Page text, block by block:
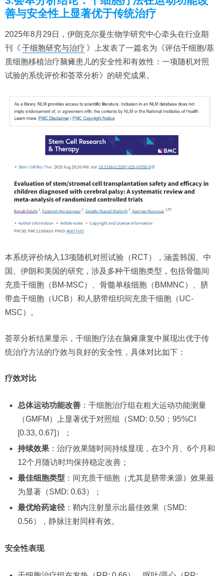
善与安全性上显著优于传统治疗
2025年8月29日，伊朗克尔曼生物学研究中心牵头在行业期
刊《 干细胞研究与治疗 》上发表了一篇名为《评估干细胞/基
质细胞移植治疗脑瘫患儿的安全性和有效性：一项随机对照
试验的系统评价和荟萃分析》的研究成果。
本系统评价纳入13项随机对照试验（RCT），涵盖韩国、中
国、伊朗和美国的研究，涉及多种干细胞类型，包括骨髓间
充质干细胞（BM-MSC）、骨髓单核细胞（BMMNC）、脐
带血干细胞（UCB）和人脐带组织间充质干细胞（UC-
MSC）。
荟萃分析结果显示，干细胞疗法在脑瘫康复中展现出优于传
统治疗方法的疗效与良好的安全性，具体对比如下：
疗效对比
总体运动功能改善：干细胞治疗组在粗大运动功能测量
（GMFM）上显著优于对照组（SMD: 0.50；95%CI
[0.33, 0.67]）；
持续效果：治疗效果随时间持续显现，在3个月、6个月和
12个月随访时均保持稳定改善；
最佳细胞类型 ：间充质干细胞（尤其是脐带来源）效果最
为显著（SMD: 0.63）；
最优给药途径：鞘内注射显示出最佳效果（SMD:
0.56），静脉注射同样有效。
安全性表现